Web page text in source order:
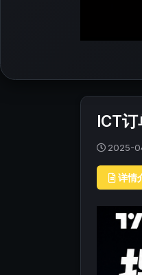
ICT
2025-
详情